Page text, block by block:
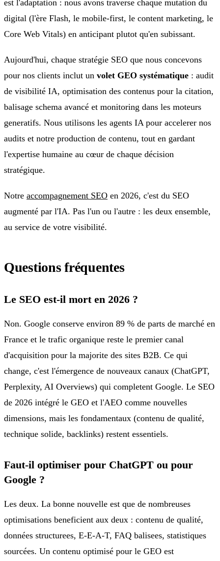
est l'adaptation : nous avons traverse chaque mutation du
digital (l'ère Flash, le mobile-first, le content marketing, le
Core Web Vitals) en anticipant plutot qu'en subissant.
Aujourd'hui, chaque stratégie SEO que nous concevons
pour nos clients inclut un volet GEO systématique : audit
de visibilité IA, optimisation des contenus pour la citation,
balisage schema avancé et monitoring dans les moteurs
generatifs. Nous utilisons les agents IA pour accelerer nos
audits et notre production de contenu, tout en gardant
l'expertise humaine au cœur de chaque décision
stratégique.
Notre accompagnement SEO en 2026, c'est du SEO
augmenté par l'IA. Pas l'un ou l'autre : les deux ensemble,
au service de votre visibilité.
Questions fréquentes
Le SEO est-il mort en 2026 ?
Non. Google conserve environ 89 % de parts de marché en
France et le trafic organique reste le premier canal
d'acquisition pour la majorite des sites B2B. Ce qui
change, c'est l'émergence de nouveaux canaux (ChatGPT,
Perplexity, AI Overviews) qui completent Google. Le SEO
de 2026 intégré le GEO et l'AEO comme nouvelles
dimensions, mais les fondamentaux (contenu de qualité,
technique solide, backlinks) restent essentiels.
Faut-il optimiser pour ChatGPT ou pour
Google ?
Les deux. La bonne nouvelle est que de nombreuses
optimisations beneficient aux deux : contenu de qualité,
données structurees, E-E-A-T, FAQ balisees, statistiques
sourcées. Un contenu optimisé pour le GEO est